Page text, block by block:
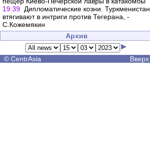
19:39 Дипломатические козни. Туркменистан
втягивают в интриги против Тегерана, -
С.Кожемякин
Архив
© CentrAsia Вверх